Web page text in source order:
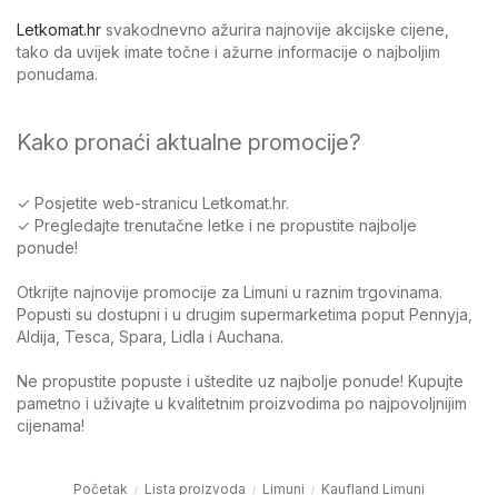
Letkomat.hr svakodnevno ažurira najnovije akcijske cijene,
tako da uvijek imate točne i ažurne informacije o najboljim
ponudama.
Kako pronaći aktualne promocije?
✓ Posjetite web-stranicu Letkomat.hr.
✓ Pregledajte trenutačne letke i ne propustite najbolje
ponude!
Otkrijte najnovije promocije za Limuni u raznim trgovinama.
Popusti su dostupni i u drugim supermarketima poput Pennyja,
Aldija, Tesca, Spara, Lidla i Auchana.
Ne propustite popuste i uštedite uz najbolje ponude! Kupujte
pametno i uživajte u kvalitetnim proizvodima po najpovoljnijim
cijenama!
Početak Lista proizvoda Limuni Kaufland Limuni